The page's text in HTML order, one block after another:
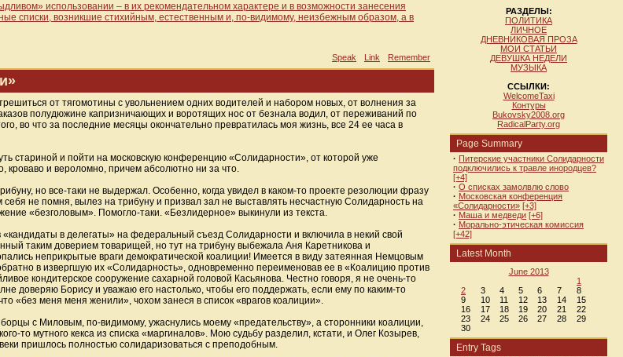
использовании – в их рекомендательном характере и в возможности занесения
списки, возникшие стихийным, естественным и, по-видимому, неизбежным образом, а в
Speak Link Remember
от тягомотины с увольнением одних водителей и набором новых, от волнения за
полудюжине капризничающих и воротящих нос от безнала водил, от переживаний по
во что за последние месяцы окончательно превратилась моя жизнь, все 24 ее часа в
стариной и пойти на московскую конференцию «Солидарности», от которой уже
кроваво и вероломно, причем абсолютно ни за что.
но все-таки не выдержал. Особенно, когда увидел в каком-то проекте резолюции фразу
не помня, вылез на трибуну и призвал зал не выставлять несчастную Солидарность на
«безголовым». Помогло-таки. «Безлидерное» выкинули из текста.
в делегаты» на федеральный съезд Солидарности и включила в некий свой
таким доверием товарищей, но тут на трибуну выбежала Аня Каретникова и
неприкрытые враги демократической коалиции! Имеется в виду затеянная Немцовым
в извергшую их «Солидарность», одновременно переименовав ее в «Коалицию против
кондитерское сооружение сахарной головой Касьянова. Честно говоря, я не очень-то
доверяю Борису и уважаю его настолько, чтобы его поддержать, если ему по каким-то
«без меня меня женили», чохом занеся в список «врагов коалиции».
с Миловым, по-видимому, ужаснулись моему «предательству», а сторонники коалиции,
то мутного кекса из списка «маргиналов». Мою судьбу разделил, кстати, и Олег Козырев,
пришлось полностью солидаризоваться с преподобным.
РАЗДЕЛЫ:
ПОЛИТИКА
ЛИЧНОЕ
ДНЕВНИКОВАЯ ПРОЗА
МОИ СТАТЬИ
ДЕВУШКА НЕДЕЛИ
МУЗЫКА
ССЫЛКИ:
WelcomeTaxi
Контуры
Bukovsky2008.org
RadicalParty.org
Page Summary
· Питерские участники Солидарности
подключились к травле инородцев?
[+4]
· О списках замолвлю слово
· Московская конференция
«Солидарности» [+3]
· Маша и медведи [+6]
· Морально-этическая комиссия
[+42]
Latest Month
June 2013
1
2
3 4 5 6 7
8
9
10 11 12 13 14
15
16
17 18 19 20 21
22
23
24 25 26 27 28
29
30
Entry Tags